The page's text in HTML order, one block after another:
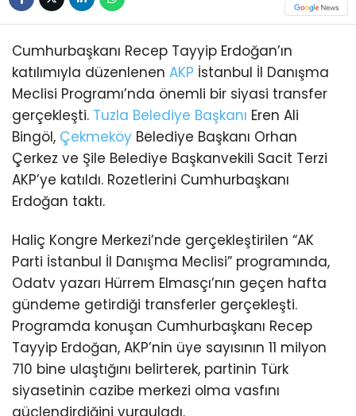
Cumhurbaşkanı Recep Tayyip Erdoğan’ın
katılımıyla düzenlenen AKP İstanbul İl Danışma
Meclisi Programı’nda önemli bir siyasi transfer
gerçekleşti. Tuzla Belediye Başkanı Eren Ali
Bingöl, Çekmeköy Belediye Başkanı Orhan
Çerkez ve Şile Belediye Başkanvekili Sacit Terzi
AKP’ye katıldı. Rozetlerini Cumhurbaşkanı
Erdoğan taktı.
Haliç Kongre Merkezi’nde gerçekleştirilen “AK
Parti İstanbul İl Danışma Meclisi” programında,
Odatv yazarı Hürrem Elmasçı’nın geçen hafta
gündeme getirdiği transferler gerçekleşti.
Programda konuşan Cumhurbaşkanı Recep
Tayyip Erdoğan, AKP’nin üye sayısının 11 milyon
710 bine ulaştığını belirterek, partinin Türk
siyasetinin cazibe merkezi olma vasfını